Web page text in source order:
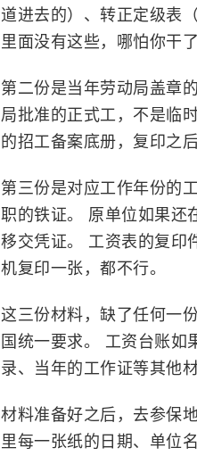
道进去的）、转正定级表
里面没有这些，哪怕你干
第二份是当年劳动局盖章
局批准的正式工，不是临
的招工备案底册，复印之
第三份是对应工作年份的
职的铁证。 原单位如果还
移交凭证。 工资表的复印
机复印一张，都不行。
这三份材料，缺了任何一
国统一要求。 工资台账如
录、当年的工作证等其他
材料准备好之后，去参保
里每一张纸的日期、单位